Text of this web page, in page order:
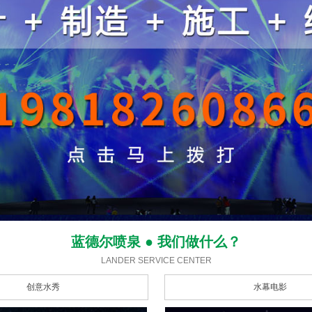
蓝德尔喷泉 ● 我们做什么？
LANDER SERVICE CENTER
创意水秀 水幕电影